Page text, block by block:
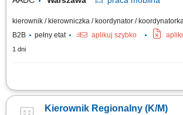
kierownik / kierowniczka / koordynator /
B2B
pełny etat aplikuj szybko
1 dni
Zakres obowiązków: Nadzór nad jakością i
ASO w procedurach zamawiania części zamiennych,
Kierownik Regionalny (K/M)